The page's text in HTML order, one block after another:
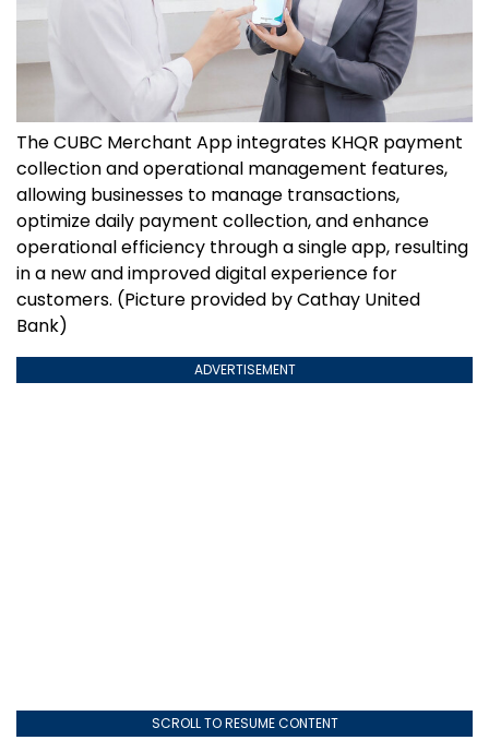
The CUBC Merchant App integrates KHQR payment
collection and operational management features,
allowing businesses to manage transactions,
optimize daily payment collection, and enhance
operational efficiency through a single app, resulting
in a new and improved digital experience for
customers. (Picture provided by Cathay United
Bank)
ADVERTISEMENT
SCROLL TO RESUME CONTENT